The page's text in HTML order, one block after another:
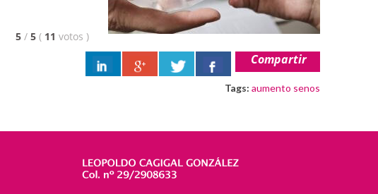
5 / 5 ( 11 votos )
Compartir
Tags: aumento senos